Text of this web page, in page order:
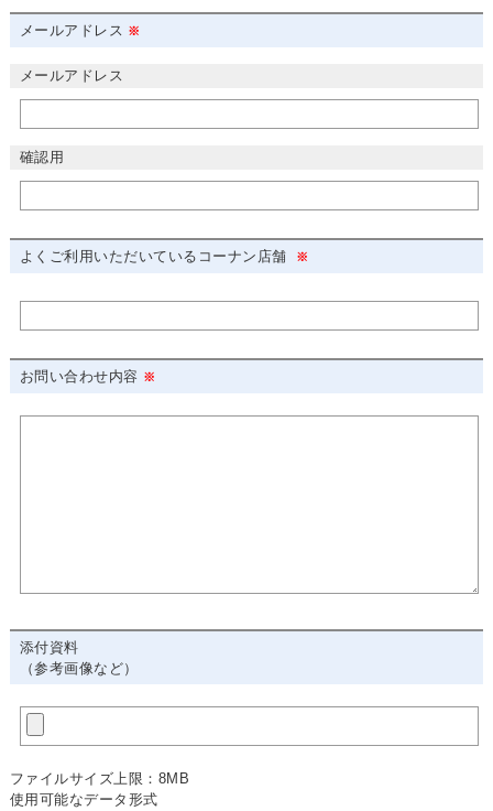
メールアドレス
メールアドレス
確認用
よくご利用いただいているコーナン店舗
お問い合わせ内容
添付資料
（参考画像など）
ファイルサイズ上限：8MB
使用可能なデータ形式